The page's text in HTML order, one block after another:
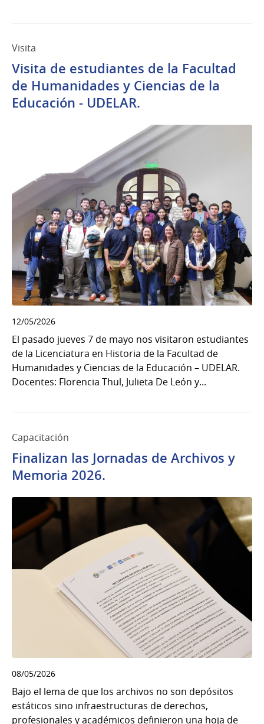
Visita
Visita de estudiantes de la Facultad
de Humanidades y Ciencias de la
Educación - UDELAR.
12/05/2026
El pasado jueves 7 de mayo nos visitaron estudiantes
de la Licenciatura en Historia de la Facultad de
Humanidades y Ciencias de la Educación – UDELAR.
Docentes: Florencia Thul, Julieta De León y...
Capacitación
Finalizan las Jornadas de Archivos y
Memoria 2026.
08/05/2026
Bajo el lema de que los archivos no son depósitos
estáticos sino infraestructuras de derechos,
profesionales y académicos definieron una hoja de